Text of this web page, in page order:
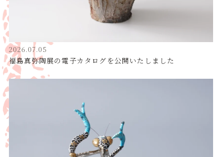
2026.07.05
福島真弥陶展の電子カタログを公開いたしました